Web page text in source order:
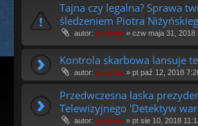
Tajna czy legalna? Sprawa
śledzeniem Piotra
autor: piotrniz » czw maja 31, 2018
Kontrola skarbowa lansuje
autor: piotrniz » pt paź 12, 2018
Przedwczesna łaska
Telewizyjnego 'Detektyw
autor: piotrniz » pt sie 10, 2018